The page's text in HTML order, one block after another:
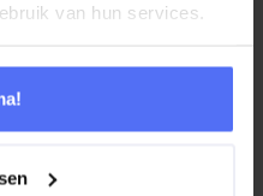
van hun services.